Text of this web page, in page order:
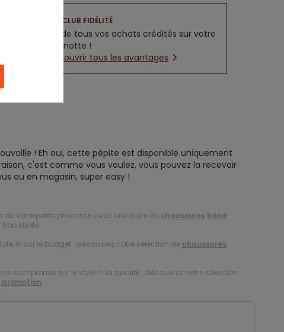
CLUB FIDÉLITÉ
5% de tous vos achats crédités sur votre
cagnotte !
Découvrir tous les avantages
! Eh oui, cette pépite est disponible uniquement
c'est comme vous voulez, vous pouvez la recevoir
ou en magasin, super easy !
de votre petite princesse avec une paire de chaussures bébé
stylée.
ni sur le budget : découvrez notre sélection de chaussures
compromis sur le style ni la qualité : découvrez notre sélection
.